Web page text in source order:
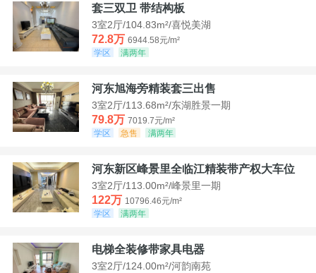
套三双卫 带结构板
3室2厅/104.83m²/喜悦美湖
72.8万 6944.58元/m²
学区
满两年
河东旭海旁精装套三出售
3室2厅/113.68m²/东湖胜景一期
79.8万 7019.7元/m²
学区
急售 满两年
河东新区峰景里全临江精装带产权大车位
3室2厅/113.00m²/峰景里一期
122万 10796.46元/m²
学区
满两年
电梯全装修带家具电器
3室2厅/124.00m²/河韵南苑